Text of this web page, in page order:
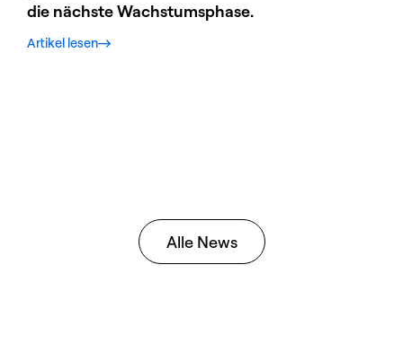
die nächste Wachstumsphase.
Artikel lesen
Alle News